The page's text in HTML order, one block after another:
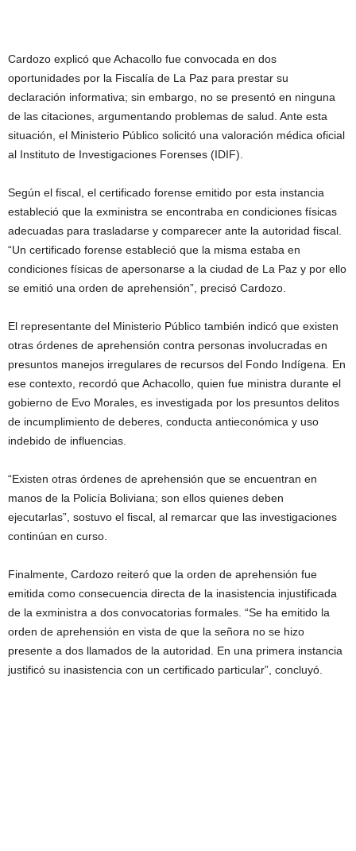
Cardozo explicó que Achacollo fue convocada en dos
oportunidades por la Fiscalía de La Paz para prestar su
declaración informativa; sin embargo, no se presentó en ninguna
de las citaciones, argumentando problemas de salud. Ante esta
situación, el Ministerio Público solicitó una valoración médica oficial
al Instituto de Investigaciones Forenses (IDIF).
Según el fiscal, el certificado forense emitido por esta instancia
estableció que la exministra se encontraba en condiciones físicas
adecuadas para trasladarse y comparecer ante la autoridad fiscal.
“Un certificado forense estableció que la misma estaba en
condiciones físicas de apersonarse a la ciudad de La Paz y por ello
se emitió una orden de aprehensión”, precisó Cardozo.
El representante del Ministerio Público también indicó que existen
otras órdenes de aprehensión contra personas involucradas en
presuntos manejos irregulares de recursos del Fondo Indígena. En
ese contexto, recordó que Achacollo, quien fue ministra durante el
gobierno de Evo Morales, es investigada por los presuntos delitos
de incumplimiento de deberes, conducta antieconómica y uso
indebido de influencias.
“Existen otras órdenes de aprehensión que se encuentran en
manos de la Policía Boliviana; son ellos quienes deben
ejecutarlas”, sostuvo el fiscal, al remarcar que las investigaciones
continúan en curso.
Finalmente, Cardozo reiteró que la orden de aprehensión fue
emitida como consecuencia directa de la inasistencia injustificada
de la exministra a dos convocatorias formales. “Se ha emitido la
orden de aprehensión en vista de que la señora no se hizo
presente a dos llamados de la autoridad. En una primera instancia
justificó su inasistencia con un certificado particular”, concluyó.